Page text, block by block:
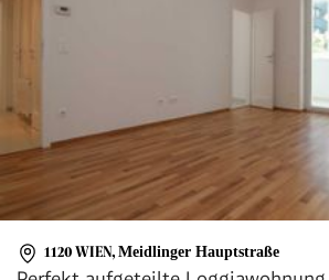
1120 WIEN, Meidlinger Hauptstraße